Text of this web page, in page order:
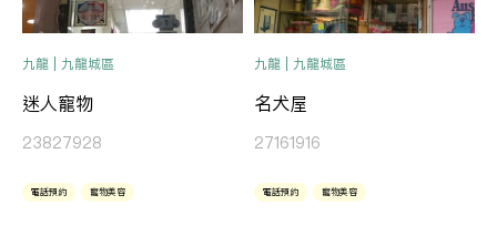
九龍 | 九龍城區
迷人寵物
23827928
電話預約 寵物美容
九龍 | 九龍城區
名犬屋
27161916
電話預約 寵物美容